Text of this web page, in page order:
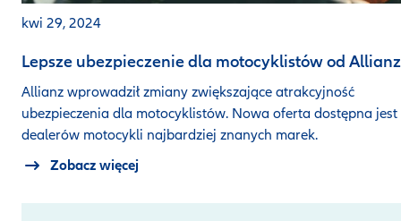
kwi 29, 2024
Lepsze ubezpieczenie dla motocyklistów od Allianz
Allianz wprowadził zmiany zwiększające atrakcyjność
ubezpieczenia dla motocyklistów. Nowa oferta dostępna jest
dealerów motocykli najbardziej znanych marek.
Zobacz więcej